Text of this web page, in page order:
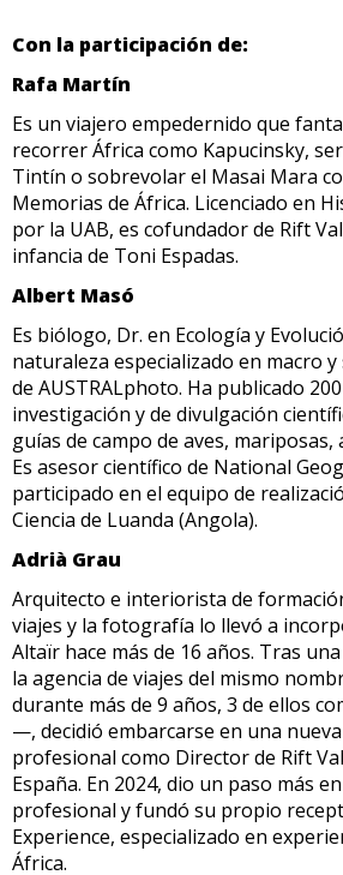
Con la participación de:
Rafa Martín
Es un viajero empedernido que
recorrer África como Kapucinsky,
Tintín o sobrevolar el Masai Mara
Memorias de África. Licenciado en
por la UAB, es cofundador de Rift
infancia de Toni Espadas.
Albert Masó
Es biólogo, Dr. en Ecología y
naturaleza especializado en macro
de AUSTRALphoto. Ha publicado
investigación y de divulgación
guías de campo de aves,
Es asesor científico de National
participado en el equipo de
Ciencia de Luanda (Angola).
Adrià Grau
Arquitecto e interiorista de
viajes y la fotografía lo llevó a
Altaïr hace más de 16 años. Tras
la agencia de viajes del mismo
durante más de 9 años, 3 de ellos
—, decidió embarcarse en una
profesional como Director de Rift
España. En 2024, dio un paso más
profesional y fundó su propio
Experience, especializado en
África.